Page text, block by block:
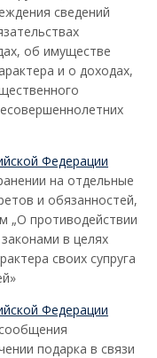
сведений
об имуществе
и о доходах,
Федерации
на отдельные
и обязанностей,
„О противодействии
в целях
своих супруга
Федерации
подарка в связи